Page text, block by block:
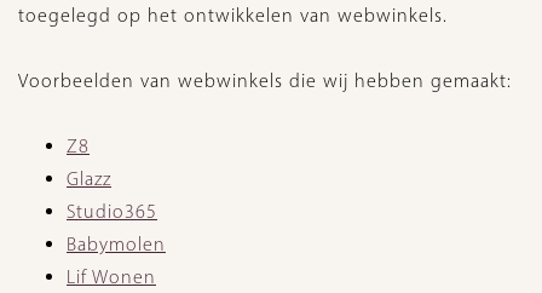
toegelegd op het ontwikkelen van webwinkels.
Voorbeelden van webwinkels die wij hebben gemaakt:
Z8
Glazz
Studio365
Babymolen
Lif Wonen